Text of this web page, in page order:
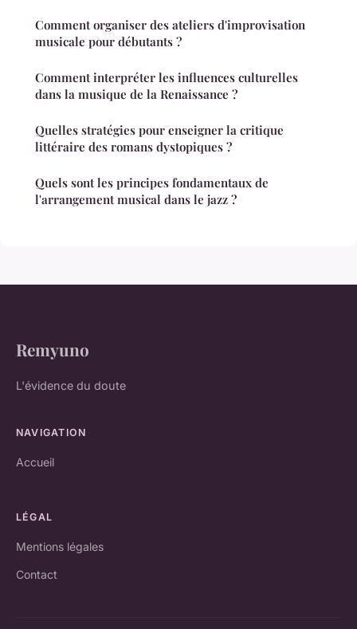
Comment organiser des ateliers d'improvisation
musicale pour débutants ?
Comment interpréter les influences culturelles
dans la musique de la Renaissance ?
Quelles stratégies pour enseigner la critique
littéraire des romans dystopiques ?
Quels sont les principes fondamentaux de
l'arrangement musical dans le jazz ?
Remyuno
L'évidence du doute
NAVIGATION
Accueil
LÉGAL
Mentions légales
Contact